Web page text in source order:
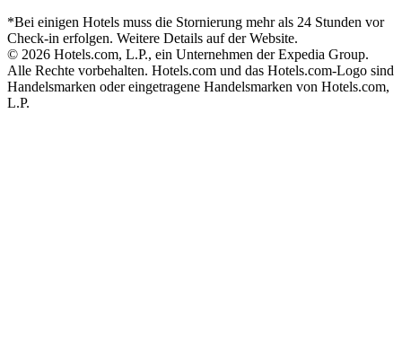
*Bei einigen Hotels muss die Stornierung mehr als 24 Stunden vor
Check-in erfolgen. Weitere Details auf der Website.
© 2026 Hotels.com, L.P., ein Unternehmen der Expedia Group.
Alle Rechte vorbehalten. Hotels.com und das Hotels.com-Logo sind
Handelsmarken oder eingetragene Handelsmarken von Hotels.com,
L.P.